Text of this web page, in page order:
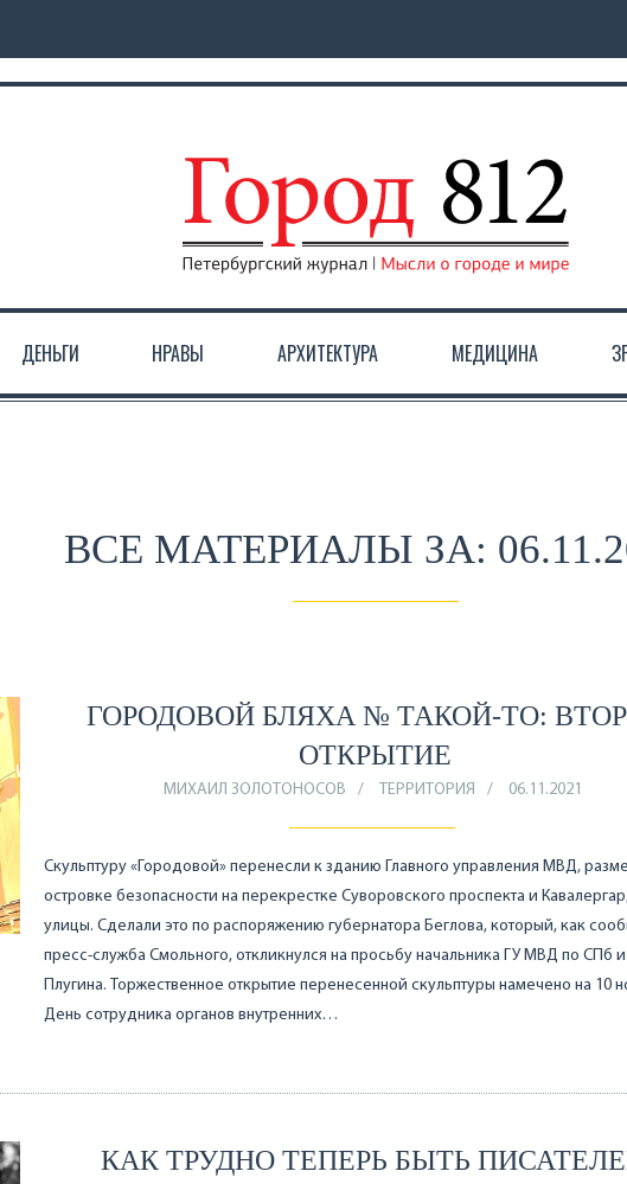
ДЕНЬГИ НРАВЫ АРХИТЕКТУРА МЕДИЦИНА
ВСЕ МАТЕРИАЛЫ ЗА:
ГОРОДОВОЙ БЛЯХА № ТАКОЙ-ТО:
ОТКРЫТИЕ
МИХАИЛ ЗОЛОТОНОСОВ ТЕРРИТОРИЯ 06.11.2021
Скульптуру «Городовой» перенесли к зданию Главного управления МВД,
островке безопасности на перекрестке Суворовского проспекта и
улицы. Сделали это по распоряжению губернатора Беглова, который, как
пресс-служба Смольного, откликнулся на просьбу начальника ГУ МВД по СПб
Плугина. Торжественное открытие перенесенной скульптуры намечено на 10
День сотрудника органов внутренних…
КАК ТРУДНО ТЕПЕРЬ БЫТЬ